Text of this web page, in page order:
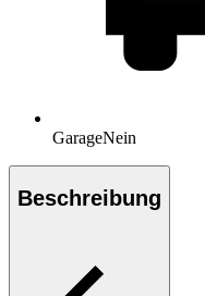
GarageNein
Beschreibung